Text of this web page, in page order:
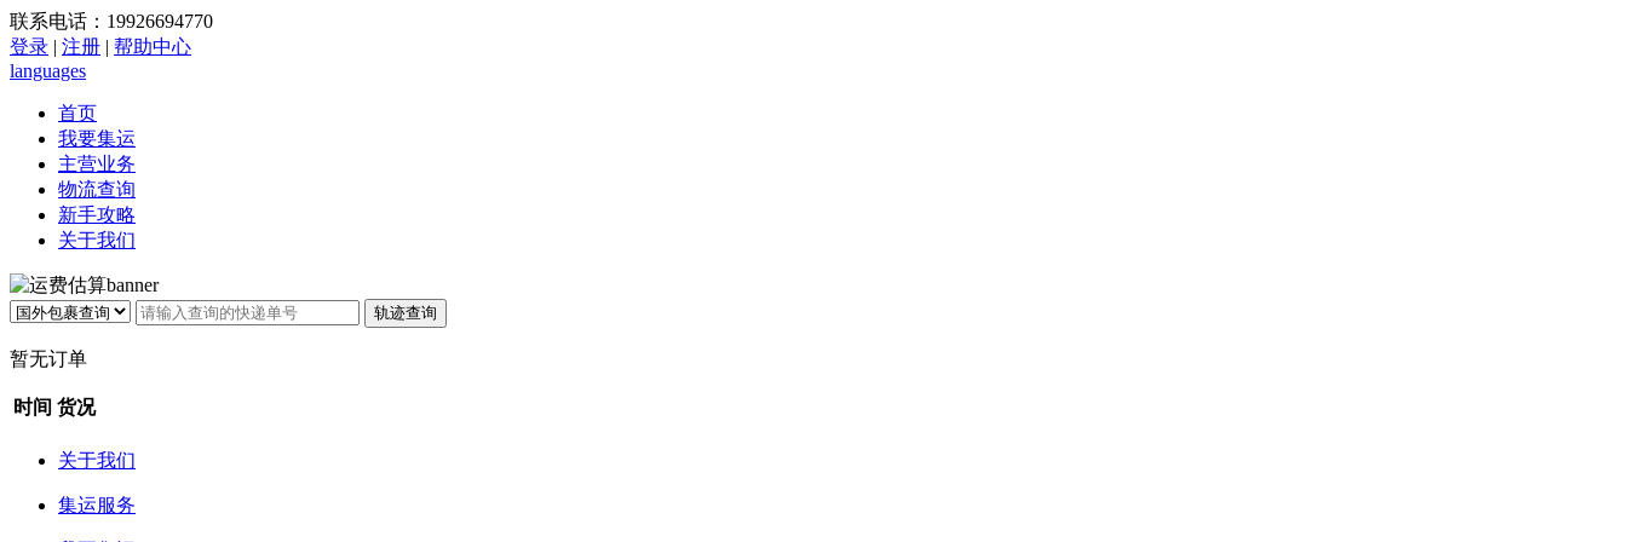
联系电话：19926694770
登录 | 注册 | 帮助中心
languages
首页
我要集运
主营业务
物流查询
新手攻略
关于我们
暂无订单
时间 货况
关于我们
集运服务